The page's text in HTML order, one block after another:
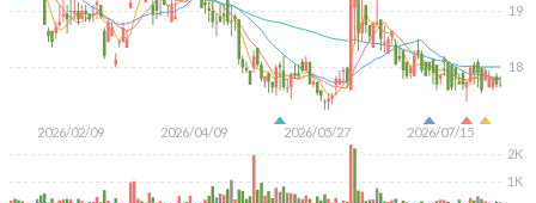
2026/02/09 2026/04/09 2026/05/27 2026/07/15
18
19
1K
2K